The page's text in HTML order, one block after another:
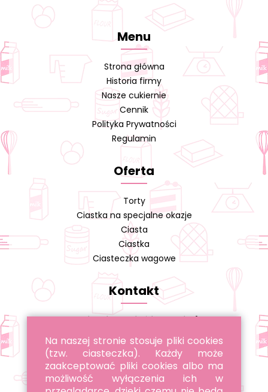
Menu
Strona główna
Historia firmy
Nasze cukiernie
Cennik
Polityka Prywatności
Regulamin
Oferta
Torty
Ciastka na specjalne okazje
Ciasta
Ciastka
Ciasteczka wagowe
Kontakt
Cukiernia A. Cieślikowski s.j.
tel. 22 643 96 22
tel. 885 051 051
Na naszej stronie stosuje pliki cookies
(tzw. ciasteczka). Każdy może
zaakceptować pliki cookies albo ma
możliwość wyłączenia ich w